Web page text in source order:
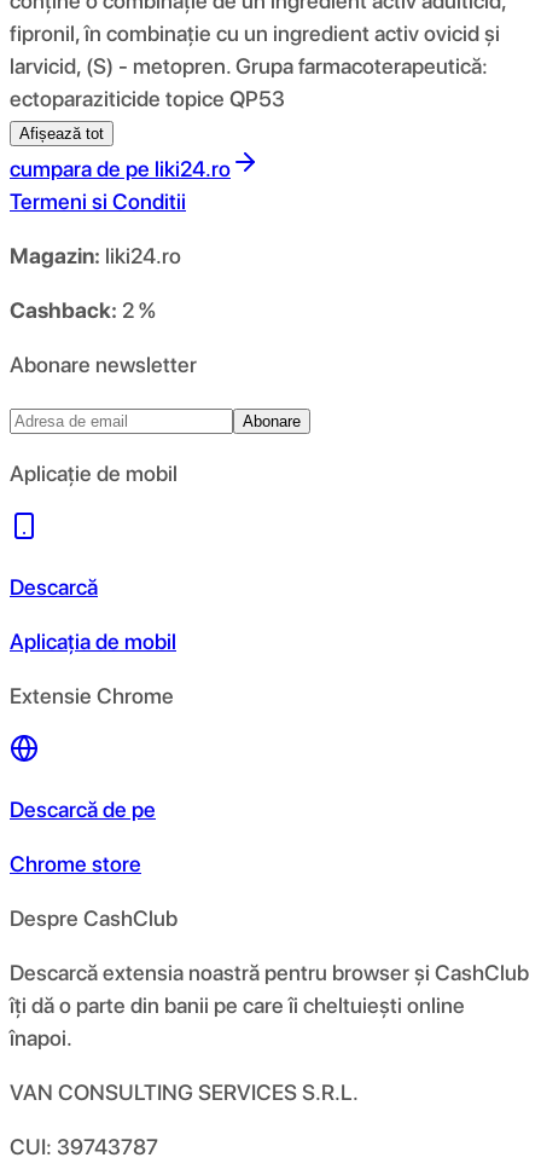
fipronil, în combinație cu un ingredient activ ovicid și
larvicid, (S) - metopren. Grupa farmacoterapeutică:
ectoparaziticide topice QP53
Afișează tot
cumpara de pe liki24.ro
Termeni si Conditii
Magazin: liki24.ro
Cashback: 2 %
Abonare newsletter
Abonare
Aplicație de mobil
Descarcă
Aplicația de mobil
Extensie Chrome
Descarcă de pe
Chrome store
Despre CashClub
Descarcă extensia noastră pentru browser și CashClub
îți dă o parte din banii pe care îi cheltuiești online
înapoi.
VAN CONSULTING SERVICES S.R.L.
CUI: 39743787